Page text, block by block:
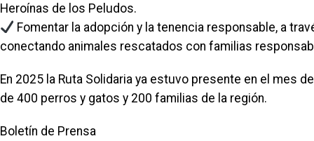
Heroínas de los Peludos.
Fomentar la adopción y la tenencia responsable, a
conectando animales rescatados con familias
En 2025 la Ruta Solidaria ya estuvo presente en el mes
de 400 perros y gatos y 200 familias de la región.
Boletín de Prensa